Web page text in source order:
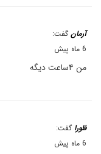
آرمان گفت:
6 ماه پیش
من ۴ساعت دیگه
فلورا گفت:
6 ماه پیش